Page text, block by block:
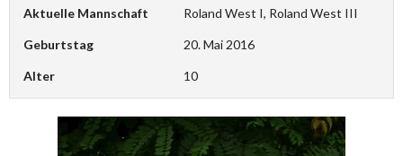
Aktuelle Mannschaft Roland West I, Roland West III
Geburtstag 20. Mai 2016
Alter 10